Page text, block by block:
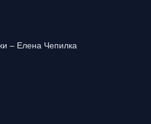
– Елена Чепилка